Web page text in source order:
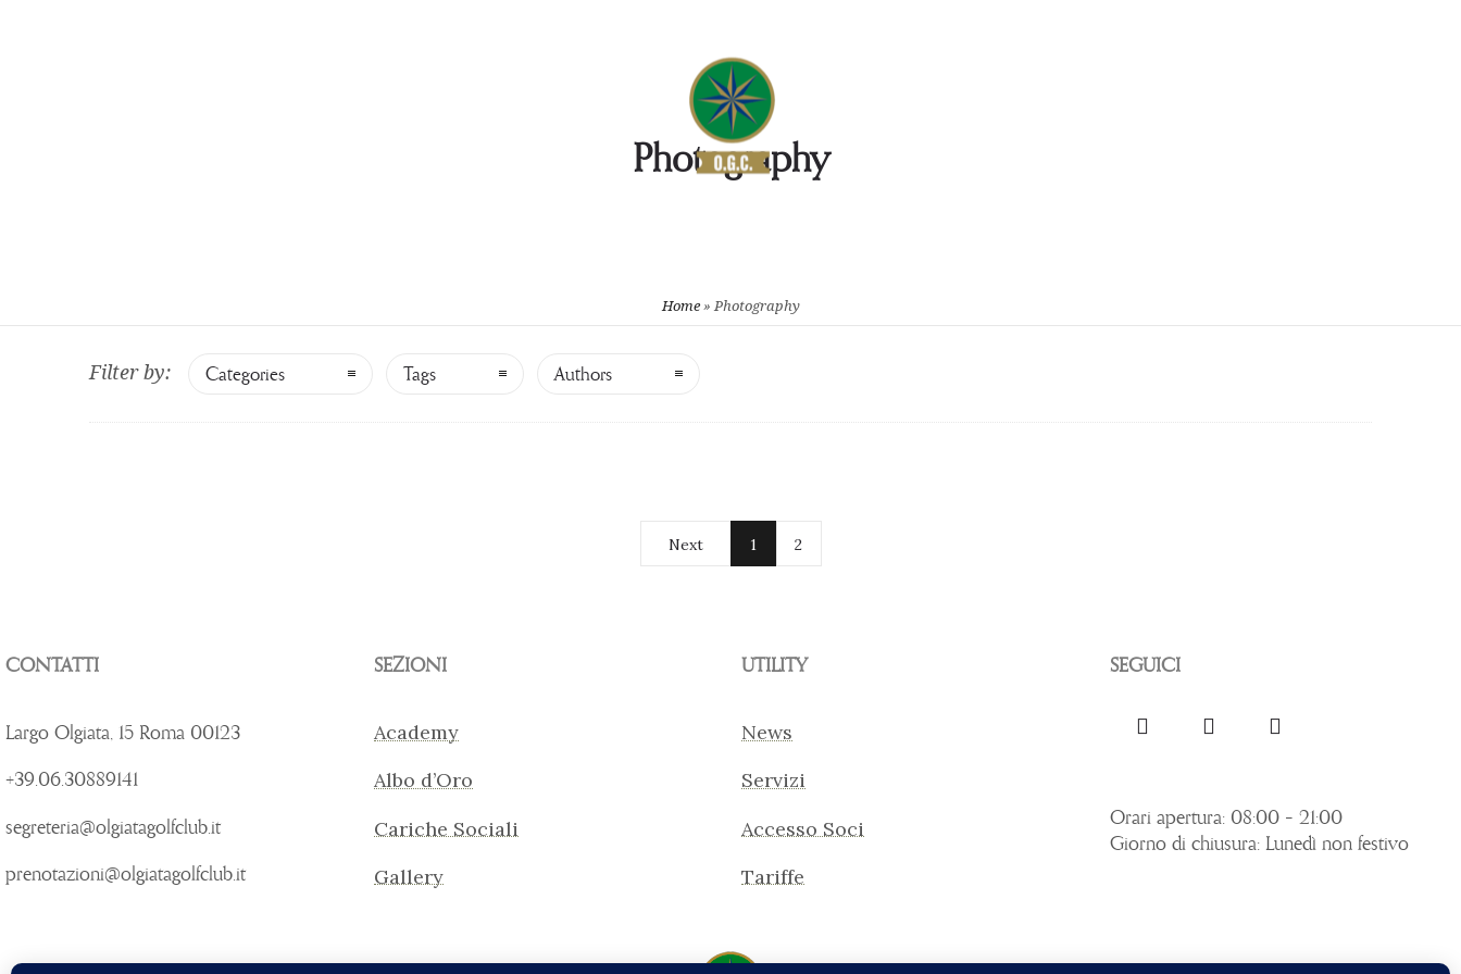
Photography
Home»Photography
Filter by: Categories Tags Authors
Next 1 2
CONTATTI
Largo Olgiata, 15 Roma 00123
+39.06.30889141
segreteria@olgiatagolfclub.it
prenotazioni@olgiatagolfclub.it
SEZIONI
Academy
Albo d’Oro
Cariche Sociali
Gallery
UTILITY
News
Servizi
Accesso Soci
Tariffe
SEGUICI
Orari apertura: 08:00 – 21:00
Giorno di chiusura: Lunedì non festivo